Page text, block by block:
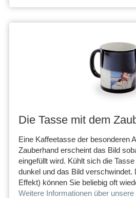
Die Tasse mit dem
Eine Kaffeetasse der besonderen
Zauberhand erscheint das Bild
eingefüllt wird. Kühlt sich die
dunkel und das Bild verschwindet.
Effekt) können Sie beliebig oft
Weitere Informationen über